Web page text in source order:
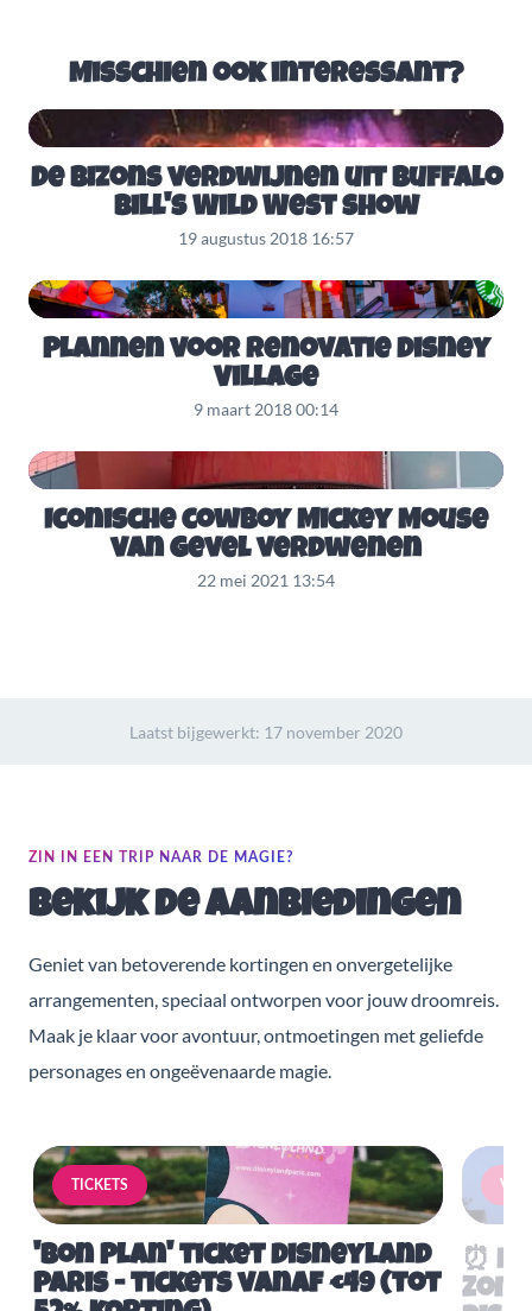
Misschien ook interessant?
De bizons verdwijnen uit Buffalo
Bill's Wild West show
19 augustus 2018 16:57
Plannen voor renovatie Disney
Village
9 maart 2018 00:14
Iconische cowboy Mickey Mouse
van gevel verdwenen
22 mei 2021 13:54
Laatst bijgewerkt: 17 november 2020
ZIN IN EEN TRIP NAAR DE MAGIE?
Bekijk de aanbiedingen
Geniet van betoverende kortingen en onvergetelijke
arrangementen, speciaal ontworpen voor jouw droomreis.
Maak je klaar voor avontuur, ontmoetingen met geliefde
personages en ongeëvenaarde magie.
TICKETS
'Bon Plan' ticket Disneyland
Paris - tickets vanaf €49 (tot
⏰